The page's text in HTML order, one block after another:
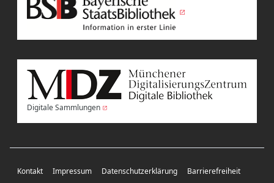
Digitale Sammlungen
Kontakt Impressum Datenschutzerklärung Barrierefreiheit